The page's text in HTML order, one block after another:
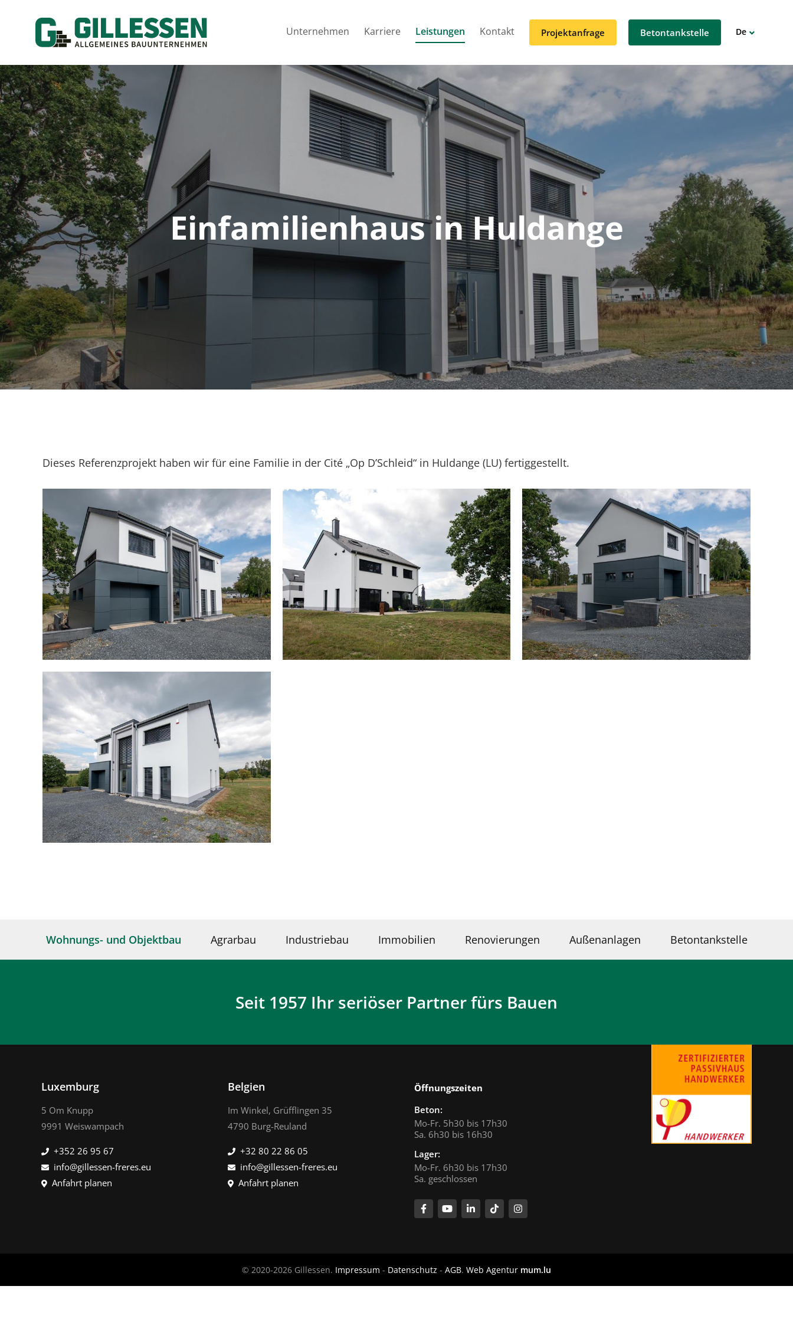
Unternehmen Karriere Leistungen Kontakt Projektanfrage Betontankstelle
De
Einfamilienhaus in Huldange
Dieses Referenzprojekt haben wir für eine Familie in der Cité „Op D’Schleid“ in Huldange (LU) fertiggestellt.
Wohnungs- und Objektbau Agrarbau Industriebau Immobilien Renovierungen Außenanlagen Betontankstelle
Seit 1957 Ihr seriöser Partner fürs Bauen
Luxemburg
5 Om Knupp
9991 Weiswampach
+352 26 95 67
info@gillessen-freres.eu
Anfahrt planen
Belgien
Im Winkel, Grüfflingen 35
4790 Burg-Reuland
+32 80 22 86 05
info@gillessen-freres.eu
Anfahrt planen
Öffnungszeiten
Beton:
Mo-Fr. 5h30 bis 17h30
Sa. 6h30 bis 16h30
Lager:
Mo-Fr. 6h30 bis 17h30
Sa. geschlossen
© 2020-2026 Gillessen. Impressum - Datenschutz - AGB. Web Agentur mum.lu